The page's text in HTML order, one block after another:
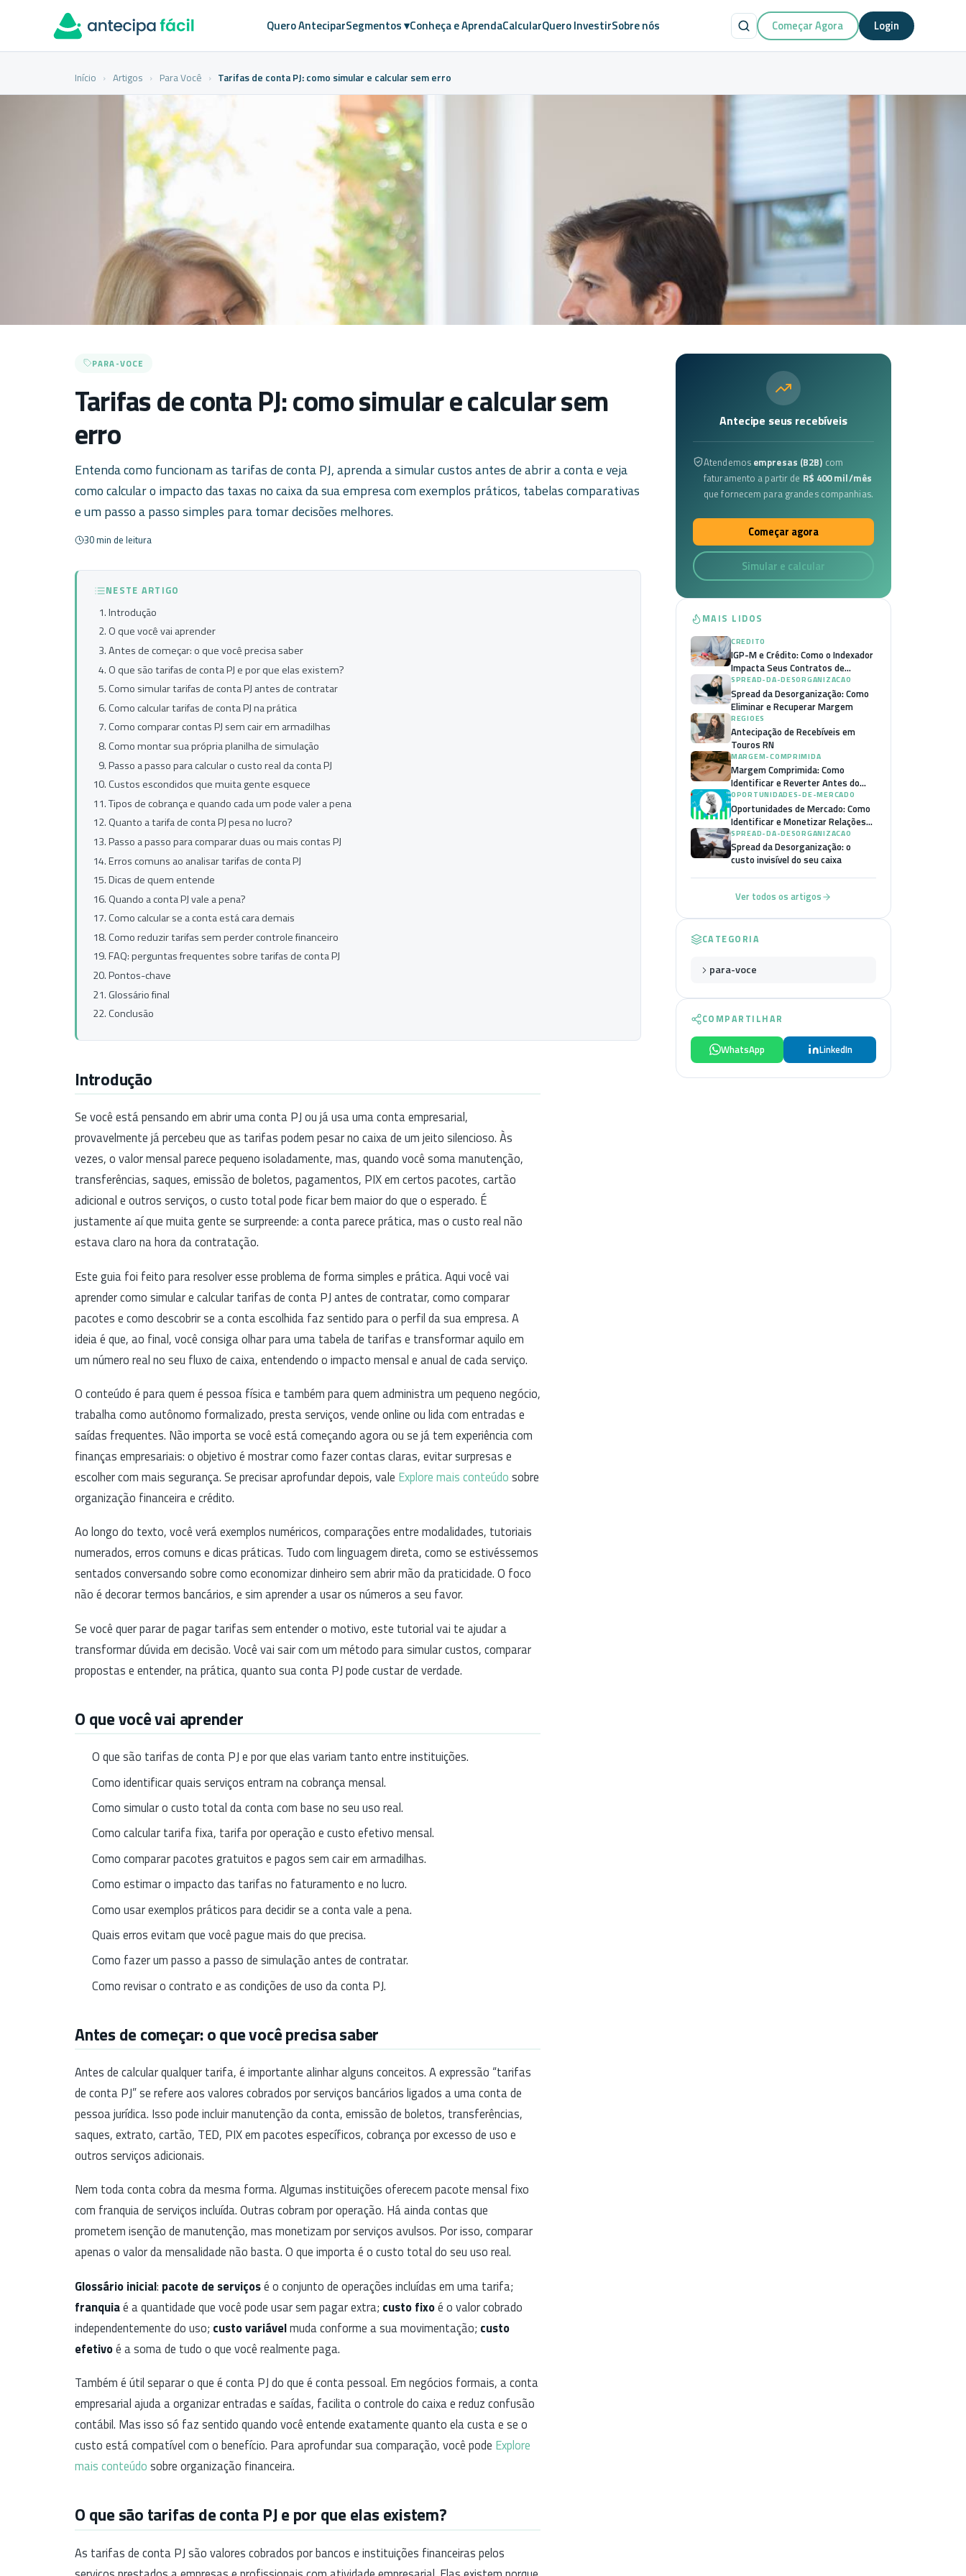
Quero AnteciparSegmentos ▾Conheça e AprendaCalcularQuero InvestirSobre nós Começar Agora Login
Início › Artigos › Para Você › Tarifas de conta PJ: como simular e calcular sem erro
PARA-VOCE
Tarifas de conta PJ: como simular e calcular sem
erro
Entenda como funcionam as tarifas de conta PJ, aprenda a simular custos antes de abrir a conta e veja
como calcular o impacto das taxas no caixa da sua empresa com exemplos práticos, tabelas comparativas
e um passo a passo simples para tomar decisões melhores.
30 min de leitura
NESTE ARTIGO
Introdução
O que você vai aprender
Antes de começar: o que você precisa saber
O que são tarifas de conta PJ e por que elas existem?
Como simular tarifas de conta PJ antes de contratar
Como calcular tarifas de conta PJ na prática
Como comparar contas PJ sem cair em armadilhas
Como montar sua própria planilha de simulação
Passo a passo para calcular o custo real da conta PJ
Custos escondidos que muita gente esquece
Tipos de cobrança e quando cada um pode valer a pena
Quanto a tarifa de conta PJ pesa no lucro?
Passo a passo para comparar duas ou mais contas PJ
Erros comuns ao analisar tarifas de conta PJ
Dicas de quem entende
Quando a conta PJ vale a pena?
Como calcular se a conta está cara demais
Como reduzir tarifas sem perder controle financeiro
FAQ: perguntas frequentes sobre tarifas de conta PJ
Pontos-chave
Glossário final
Conclusão
Introdução
Se você está pensando em abrir uma conta PJ ou já usa uma conta empresarial,
provavelmente já percebeu que as tarifas podem pesar no caixa de um jeito silencioso. Às
vezes, o valor mensal parece pequeno isoladamente, mas, quando você soma manutenção,
transferências, saques, emissão de boletos, pagamentos, PIX em certos pacotes, cartão
adicional e outros serviços, o custo total pode ficar bem maior do que o esperado. É
justamente aí que muita gente se surpreende: a conta parece prática, mas o custo real não
estava claro na hora da contratação.
Este guia foi feito para resolver esse problema de forma simples e prática. Aqui você vai
aprender como simular e calcular tarifas de conta PJ antes de contratar, como comparar
pacotes e como descobrir se a conta escolhida faz sentido para o perfil da sua empresa. A
ideia é que, ao final, você consiga olhar para uma tabela de tarifas e transformar aquilo em
um número real no seu fluxo de caixa, entendendo o impacto mensal e anual de cada serviço.
O conteúdo é para quem é pessoa física e também para quem administra um pequeno negócio,
trabalha como autônomo formalizado, presta serviços, vende online ou lida com entradas e
saídas frequentes. Não importa se você está começando agora ou se já tem experiência com
finanças empresariais: o objetivo é mostrar como fazer contas claras, evitar surpresas e
escolher com mais segurança. Se precisar aprofundar depois, vale Explore mais conteúdo sobre
organização financeira e crédito.
Ao longo do texto, você verá exemplos numéricos, comparações entre modalidades, tutoriais
numerados, erros comuns e dicas práticas. Tudo com linguagem direta, como se estivéssemos
sentados conversando sobre como economizar dinheiro sem abrir mão da praticidade. O foco
não é decorar termos bancários, e sim aprender a usar os números a seu favor.
Se você quer parar de pagar tarifas sem entender o motivo, este tutorial vai te ajudar a
transformar dúvida em decisão. Você vai sair com um método para simular custos, comparar
propostas e entender, na prática, quanto sua conta PJ pode custar de verdade.
O que você vai aprender
O que são tarifas de conta PJ e por que elas variam tanto entre instituições.
Como identificar quais serviços entram na cobrança mensal.
Como simular o custo total da conta com base no seu uso real.
Como calcular tarifa fixa, tarifa por operação e custo efetivo mensal.
Como comparar pacotes gratuitos e pagos sem cair em armadilhas.
Como estimar o impacto das tarifas no faturamento e no lucro.
Como usar exemplos práticos para decidir se a conta vale a pena.
Quais erros evitam que você pague mais do que precisa.
Como fazer um passo a passo de simulação antes de contratar.
Como revisar o contrato e as condições de uso da conta PJ.
Antes de começar: o que você precisa saber
Antes de calcular qualquer tarifa, é importante alinhar alguns conceitos. A expressão “tarifas
de conta PJ” se refere aos valores cobrados por serviços bancários ligados a uma conta de
pessoa jurídica. Isso pode incluir manutenção da conta, emissão de boletos, transferências,
saques, extrato, cartão, TED, PIX em pacotes específicos, cobrança por excesso de uso e
outros serviços adicionais.
Nem toda conta cobra da mesma forma. Algumas instituições oferecem pacote mensal fixo
com franquia de serviços incluída. Outras cobram por operação. Há ainda contas que
prometem isenção de manutenção, mas monetizam por serviços avulsos. Por isso, comparar
apenas o valor da mensalidade não basta. O que importa é o custo total do seu uso real.
Glossário inicial: pacote de serviçosé o conjunto de operações incluídas em uma tarifa;
franquiaé a quantidade que você pode usar sem pagar extra; custo fixoé o valor cobrado
independentemente do uso; custo variávelmuda conforme a sua movimentação; custo
efetivoé a soma de tudo o que você realmente paga.
Também é útil separar o que é conta PJ do que é conta pessoal. Em negócios formais, a conta
empresarial ajuda a organizar entradas e saídas, facilita o controle do caixa e reduz confusão
contábil. Mas isso só faz sentido quando você entende exatamente quanto ela custa e se o
custo está compatível com o benefício. Para aprofundar sua comparação, você pode Explore
mais conteúdo sobre organização financeira.
O que são tarifas de conta PJ e por que elas existem?
As tarifas de conta PJ são valores cobrados por bancos e instituições financeiras pelos
Antecipe seus recebíveis
Atendemos empresas (B2B) com
faturamento a partir de R$ 400 mil/mês
que fornecem para grandes companhias.
Começar agora
Simular e calcular
MAIS LIDOS
CREDITO
IGP-M e Crédito: Como o Indexador
Impacta Seus Contratos de
Financiamento
SPREAD-DA-DESORGANIZACAO
Spread da Desorganização: Como
Eliminar e Recuperar Margem
REGIOES
Antecipação de Recebíveis em
Touros RN
MARGEM-COMPRIMIDA
Margem Comprimida: Como
Identificar e Reverter Antes do
Colapso
OPORTUNIDADES-DE-MERCADO
Oportunidades de Mercado: Como
Identificar e Monetizar Relações
B2B
SPREAD-DA-DESORGANIZACAO
Spread da Desorganização: o
custo invisível do seu caixa
Ver todos os artigos
CATEGORIA
para-voce
COMPARTILHAR
WhatsApp LinkedIn